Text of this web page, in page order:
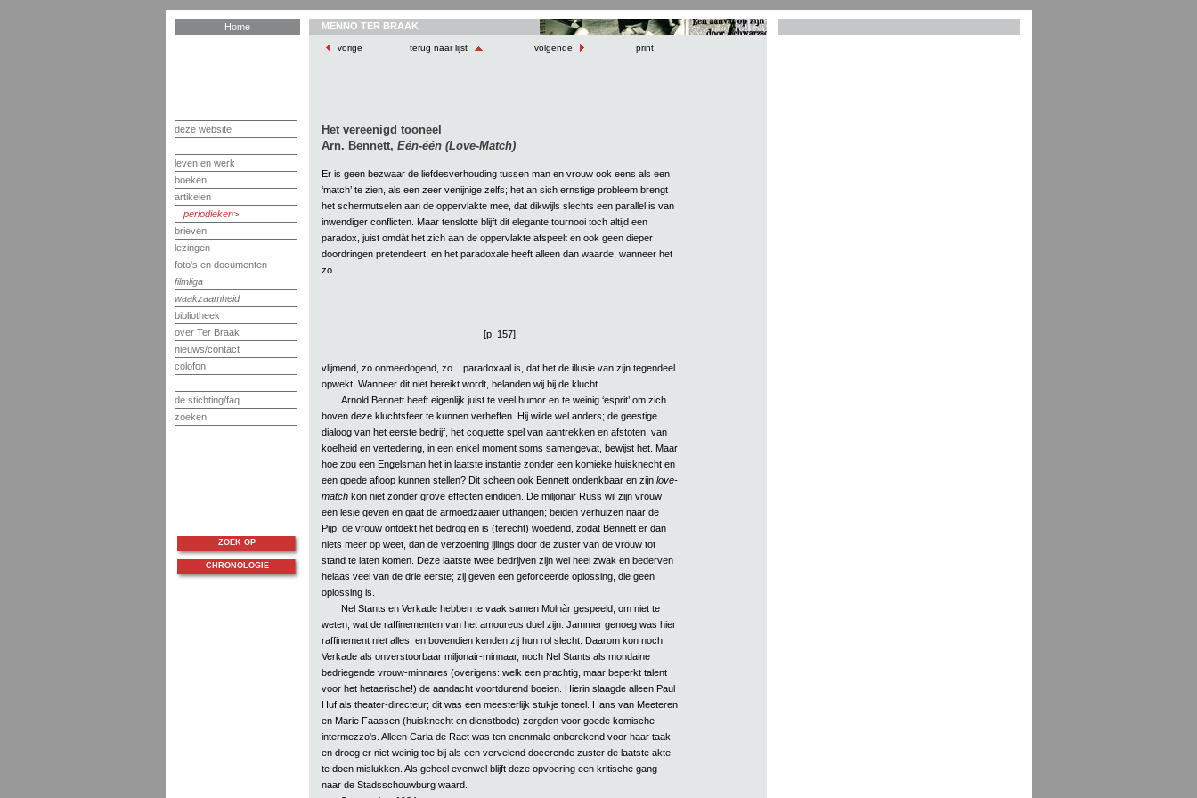
Home
deze website
leven en werk
boeken
artikelen
periodieken
brieven
lezingen
foto's en documenten
filmliga
waakzaamheid
bibliotheek
over Ter Braak
nieuws/contact
colofon
de stichting/faq
zoeken
MENNO TER BRAAK
vorige terug naar lijst volgende print
Het vereenigd tooneel
Arn. Bennett, Eén-één (Love-Match)
Er is geen bezwaar de liefdesverhouding tussen man en vrouw ook eens als een
‘match’ te zien, als een zeer venijnige zelfs; het an sich ernstige probleem brengt
het schermutselen aan de oppervlakte mee, dat dikwijls slechts een parallel is van
inwendiger conflicten. Maar tenslotte blijft dit elegante tournooi toch altijd een
paradox, juist omdàt het zich aan de oppervlakte afspeelt en ook geen dieper
doordringen pretendeert; en het paradoxale heeft alleen dan waarde, wanneer het
zo
[p. 157]
vlijmend, zo onmeedogend, zo... paradoxaal is, dat het de illusie van zijn tegendeel
opwekt. Wanneer dit niet bereikt wordt, belanden wij bij de klucht.
Arnold Bennett heeft eigenlijk juist te veel humor en te weinig ‘esprit’ om zich
boven deze kluchtsfeer te kunnen verheffen. Hij wilde wel anders; de geestige
dialoog van het eerste bedrijf, het coquette spel van aantrekken en afstoten, van
koelheid en vertedering, in een enkel moment soms samengevat, bewijst het. Maar
hoe zou een Engelsman het in laatste instantie zonder een komieke huisknecht en
een goede afloop kunnen stellen? Dit scheen ook Bennett ondenkbaar en zijn love-
matchkon niet zonder grove effecten eindigen. De miljonair Russ wil zijn vrouw
een lesje geven en gaat de armoedzaaier uithangen; beiden verhuizen naar de
Pijp, de vrouw ontdekt het bedrog en is (terecht) woedend, zodat Bennett er dan
niets meer op weet, dan de verzoening ijlings door de zuster van de vrouw tot
stand te laten komen. Deze laatste twee bedrijven zijn wel heel zwak en bederven
helaas veel van de drie eerste; zij geven een geforceerde oplossing, die geen
oplossing is.
Nel Stants en Verkade hebben te vaak samen Molnàr gespeeld, om niet te
weten, wat de raffinementen van het amoureus duel zijn. Jammer genoeg was hier
raffinement niet alles; en bovendien kenden zij hun rol slecht. Daarom kon noch
Verkade als onverstoorbaar miljonair-minnaar, noch Nel Stants als mondaine
bedriegende vrouw-minnares (overigens: welk een prachtig, maar beperkt talent
voor het hetaerische!) de aandacht voortdurend boeien. Hierin slaagde alleen Paul
Huf als theater-directeur; dit was een meesterlijk stukje toneel. Hans van Meeteren
en Marie Faassen (huisknecht en dienstbode) zorgden voor goede komische
intermezzo's. Alleen Carla de Raet was ten enenmale onberekend voor haar taak
en droeg er niet weinig toe bij als een vervelend docerende zuster de laatste akte
te doen mislukken. Als geheel evenwel blijft deze opvoering een kritische gang
naar de Stadsschouwburg waard.
ZOEK OP
CHRONOLOGIE